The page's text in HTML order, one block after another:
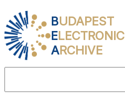
BUDAPEST
ELECTRONIC
ARCHIVE